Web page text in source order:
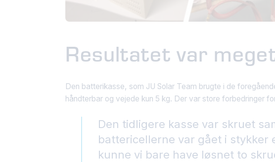
Resultatet var
Den batterikasse, som JU Solar Team brugte i de
håndterbar og vejede kun 5 kg. Der var store forbedringer
Den tidligere kasse var skruet
battericellerne var gået i stykker
kunne vi bare have løsnet to